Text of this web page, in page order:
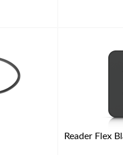
Reader Flex